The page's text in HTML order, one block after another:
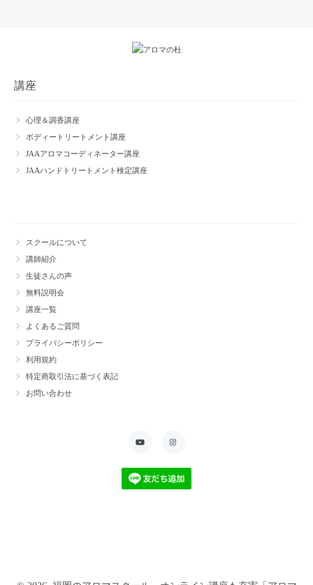
講座
心理＆調香講座
ボディートリートメント講座
JAAアロマコーディネーター講座
JAAハンドトリートメント検定講座
スクールについて
講師紹介
生徒さんの声
無料説明会
講座一覧
よくあるご質問
プライバシーポリシー
利用規約
特定商取引法に基づく表記
お問い合わせ